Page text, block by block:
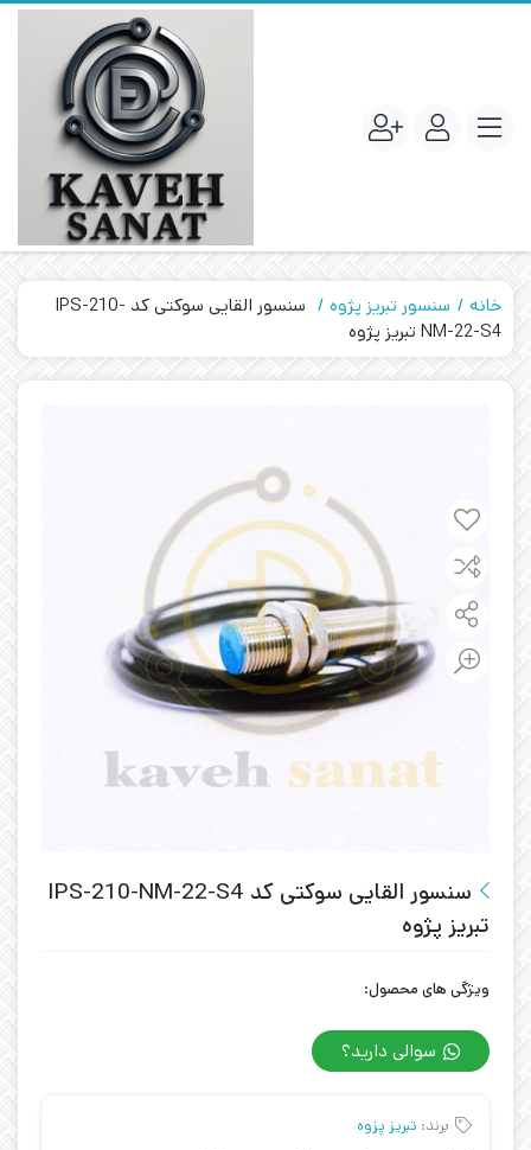
خانه سنسور تبریز پژوه
سنسور القایی سوکتی کد IPS-210-
NM-22-S4 تبریز پژوه
سنسور القایی سوکتی کد IPS-210-NM-22-S4
تبریز پژوه
ویژگی های محصول:
سوالی دارید؟
برند: تبریز پزوه